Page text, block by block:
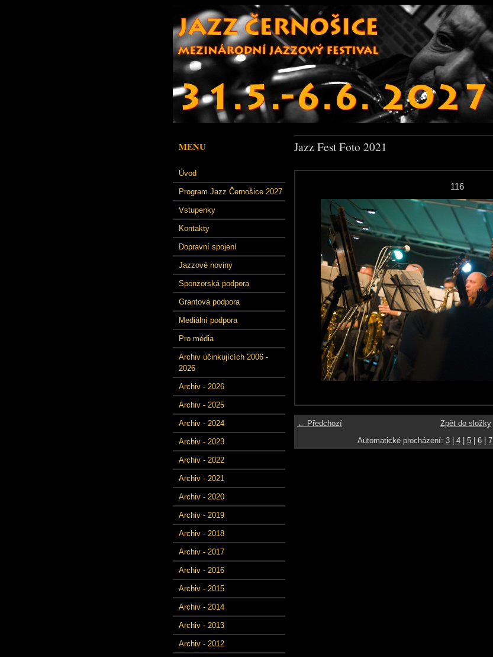
MENU
Úvod
Program Jazz Černošice 2027
Vstupenky
Kontakty
Dopravní spojení
Jazzové noviny
Sponzorská podpora
Grantová podpora
Mediální podpora
Pro média
Archiv účinkujících 2006 -
2026
Archiv - 2026
Archiv - 2025
Archiv - 2024
Archiv - 2023
Archiv - 2022
Archiv - 2021
Archiv - 2020
Archiv - 2019
Archiv - 2018
Archiv - 2017
Archiv - 2016
Archiv - 2015
Archiv - 2014
Archiv - 2013
Archiv - 2012
Jazz Fest Foto 2021
116
← Předchozí
Zpět do složky
Automatické procházení: 3 4 5 6 7